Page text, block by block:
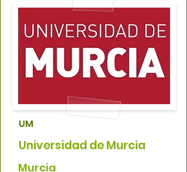
UM
Universidad de Murcia
Murcia